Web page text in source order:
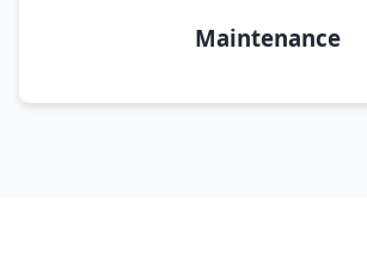
Maintenance